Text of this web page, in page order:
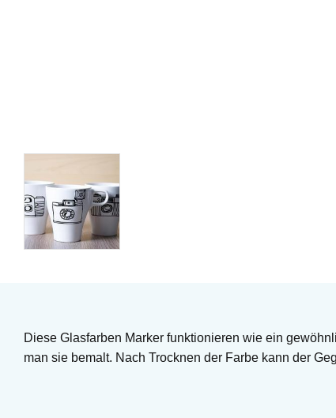
Diese Glasfarben Marker funktionieren wie ein
man sie bemalt. Nach Trocknen der Farbe kann der